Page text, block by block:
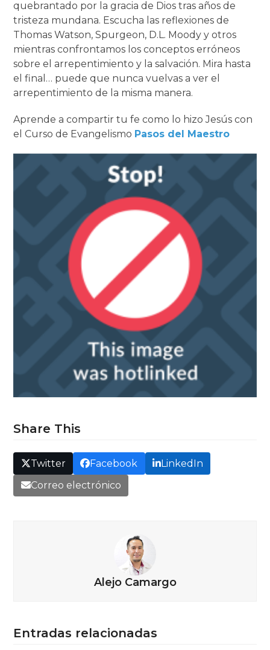
quebrantado por la gracia de Dios tras años de
tristeza mundana. Escucha las reflexiones de
Thomas Watson, Spurgeon, D.L. Moody y otros
mientras confrontamos los conceptos erróneos
sobre el arrepentimiento y la salvación. Mira hasta
el final… puede que nunca vuelvas a ver el
arrepentimiento de la misma manera.
Aprende a compartir tu fe como lo hizo Jesús con
el Curso de Evangelismo Pasos del Maestro
Share This
Twitter Facebook
LinkedIn
Correo electrónico
Alejo Camargo
Entradas relacionadas